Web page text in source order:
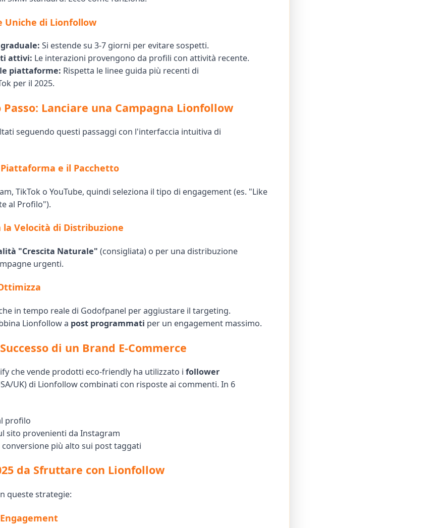
Uniche di Lionfollow
Si estende su 3-7 giorni per evitare sospetti.
attivi: Le interazioni provengono da profili con attività recente.
piattaforme: Rispetta le linee guida più recenti di
per il 2025.
Passo: Lanciare una Campagna Lionfollow
seguendo questi passaggi con l'interfaccia intuitiva di
Piattaforma e il Pacchetto
TikTok o YouTube, quindi seleziona il tipo di engagement (es. "Like
al Profilo").
la Velocità di Distribuzione
"Crescita Naturale" (consigliata) o per una distribuzione
urgenti.
in tempo reale di Godofpanel per aggiustare il targeting.
Lionfollow a post programmati per un engagement massimo.
di un Brand E-Commerce
che vende prodotti eco-friendly ha utilizzato i follower
UK) di Lionfollow combinati con risposte ai commenti. In 6
profilo
sito provenienti da Instagram
conversione più alto sui post taggati
da Sfruttare con Lionfollow
queste strategie: